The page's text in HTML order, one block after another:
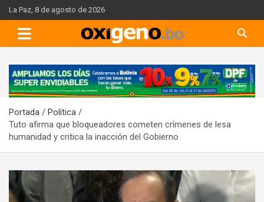
Skip
to
content
La Paz, 8 de agosto de 2026
A
d
e
r
t
s
e
Portada
Política
Tuto afirma que bloqueadores cometen crímenes de lesa
humanidad y critica la inacción del Gobierno